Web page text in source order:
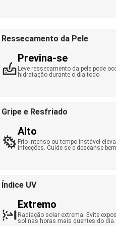
Ressecamento da Pele
Previna-se
Leve ressecamento da pele pode
hidratação durante o dia todo.
Gripe e Resfriado
Alto
Frio intenso ou tempo instável
infecções. Cuide-se e descanse
Índice UV
Extremo
Radiação solar extrema. Evite
sol nas horas mais quentes do dia.